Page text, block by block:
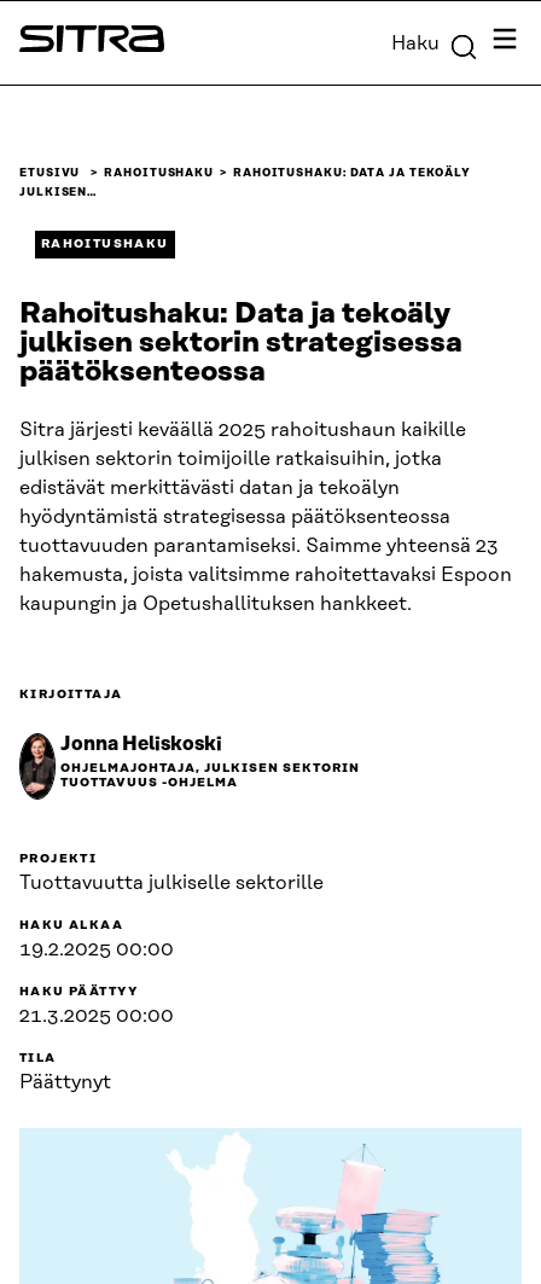
Siirry
suoraan
Sitra Haku
ETUSIVU RAHOITUSHAKU
RAHOITUSHAKU: DATA JA TEKOÄLY
JULKISEN…
RAHOITUSHAKU
Rahoitushaku: Data ja tekoäly
julkisen sektorin strategisessa
päätöksenteossa
Sitra järjesti keväällä 2025 rahoitushaun kaikille
julkisen sektorin toimijoille ratkaisuihin, jotka
edistävät merkittävästi datan ja tekoälyn
hyödyntämistä strategisessa päätöksenteossa
tuottavuuden parantamiseksi. Saimme yhteensä 23
hakemusta, joista valitsimme rahoitettavaksi Espoon
kaupungin ja Opetushallituksen hankkeet.
KIRJOITTAJA
Jonna Heliskoski
OHJELMAJOHTAJA, JULKISEN SEKTORIN
TUOTTAVUUS -OHJELMA
PROJEKTI
Tuottavuutta julkiselle sektorille
HAKU ALKAA
19.2.2025 00:00
HAKU PÄÄTTYY
21.3.2025 00:00
TILA
Päättynyt